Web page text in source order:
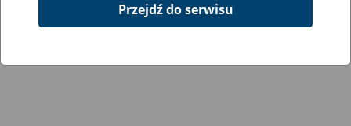
Przejdź do serwisu